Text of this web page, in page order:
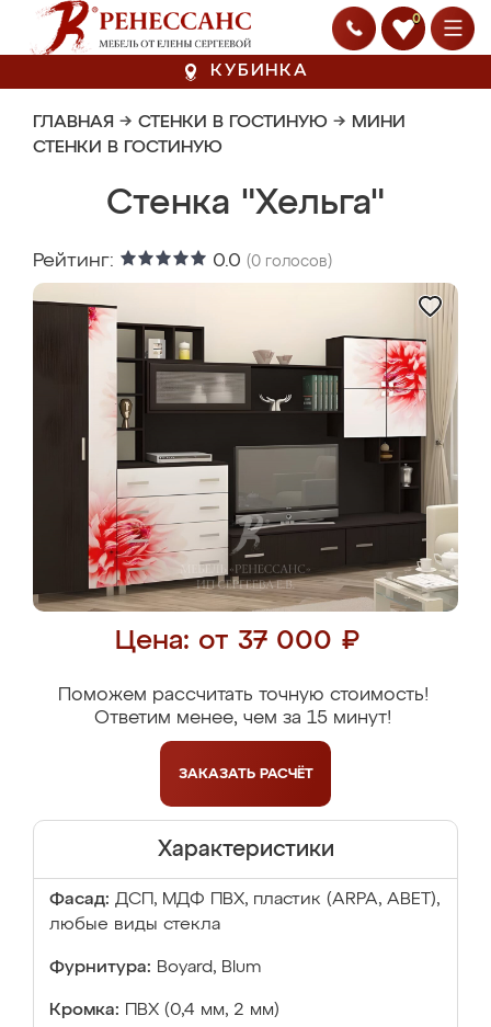
0
КУБИНКА
ГЛАВНАЯ → СТЕНКИ В ГОСТИНУЮ → МИНИ
СТЕНКИ В ГОСТИНУЮ
Стенка "Хельга"
Рейтинг: 0.0 (0 голосов)
Цена: от 37 000 ₽
Поможем рассчитать точную стоимость!
Ответим менее, чем за 15 минут!
ЗАКАЗАТЬ РАСЧЁТ
Характеристики
Фасад: ДСП, МДФ ПВХ, пластик (ARPA, ABET),
любые виды стекла
Фурнитура: Boyard, Blum
Кромка: ПВХ (0,4 мм, 2 мм)